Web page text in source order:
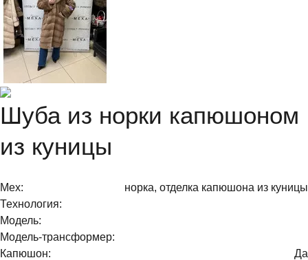
Шуба из норки капюшоном
из куницы
Мех:
норка, отделка капюшона из куницы
Технология:
Модель:
Модель-трансформер:
Капюшон:
Да